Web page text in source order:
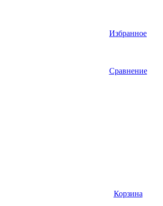
Избранное
Сравнение
Корзина